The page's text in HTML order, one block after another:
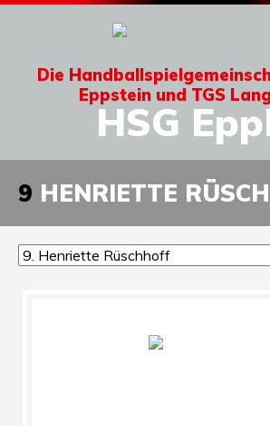
Die
Eppstein und TGS
HSG
9 HENRIETTE